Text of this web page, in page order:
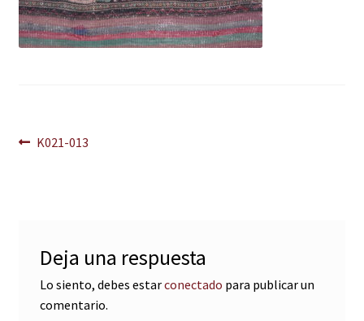
Navegación
Anterior:
K021-013
Deja una respuesta
Lo siento, debes estarconectado para publicar un
comentario.